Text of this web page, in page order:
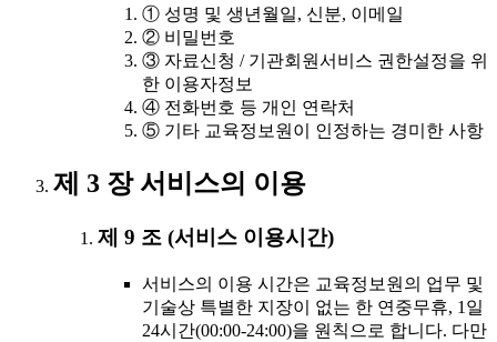
① 성명 및 생년월일, 신분, 이메일
② 비밀번호
③ 자료신청 / 기관회원서비스 권한설정을 위
한 이용자정보
④ 전화번호 등 개인 연락처
⑤ 기타 교육정보원이 인정하는 경미한 사항
제 3 장 서비스의 이용
제 9 조 (서비스 이용시간)
서비스의 이용 시간은 교육정보원의 업무 및
기술상 특별한 지장이 없는 한 연중무휴, 1일
24시간(00:00-24:00)을 원칙으로 합니다. 다만